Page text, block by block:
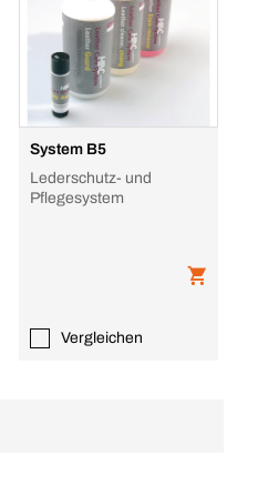
System B5
Lederschutz- und
Pflegesystem
Vergleichen